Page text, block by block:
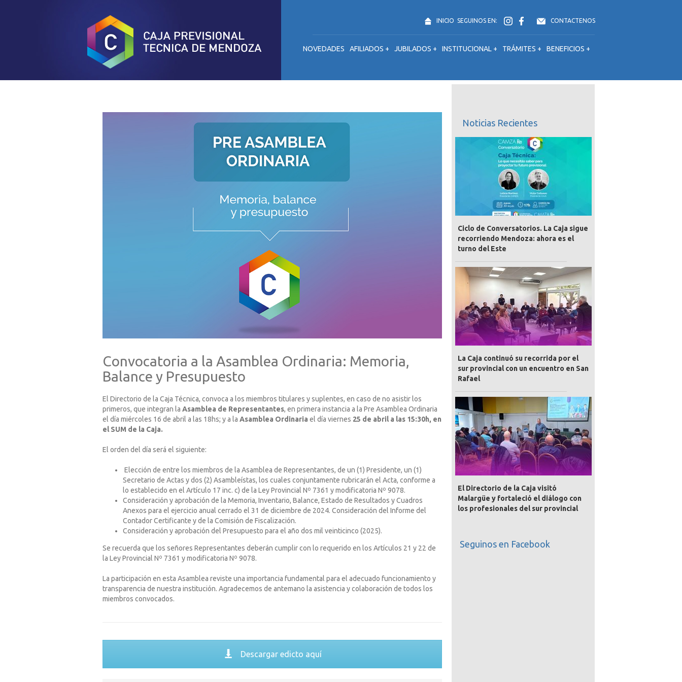
INICIO SEGUINOS EN: CONTACTENOS
NOVEDADES AFILIADOS + JUBILADOS + INSTITUCIONAL + TRÁMITES + BENEFICIOS +
Convocatoria a la Asamblea Ordinaria: Memoria,
Balance y Presupuesto
El Directorio de la Caja Técnica, convoca a los miembros titulares y suplentes, en caso de no asistir los
primeros, que integran la Asamblea de Representantes, en primera instancia a la Pre Asamblea Ordinaria
el día miércoles 16 de abril a las 18hs; y a la Asamblea Ordinaria el día viernes 25 de abril a las 15:30h, en
el SUM de la Caja.
El orden del día será el siguiente:
Elección de entre los miembros de la Asamblea de Representantes, de un (1) Presidente, un (1)
Secretario de Actas y dos (2) Asambleístas, los cuales conjuntamente rubricarán el Acta, conforme a
lo establecido en el Artículo 17 inc. c) de la Ley Provincial Nº 7361 y modificatoria Nº 9078.
Consideración y aprobación de la Memoria, Inventario, Balance, Estado de Resultados y Cuadros
Anexos para el ejercicio anual cerrado el 31 de diciembre de 2024. Consideración del Informe del
Contador Certificante y de la Comisión de Fiscalización.
Consideración y aprobación del Presupuesto para el año dos mil veinticinco (2025).
Se recuerda que los señores Representantes deberán cumplir con lo requerido en los Artículos 21 y 22 de
la Ley Provincial Nº 7361 y modificatoria Nº 9078.
La participación en esta Asamblea reviste una importancia fundamental para el adecuado funcionamiento y
transparencia de nuestra institución. Agradecemos de antemano la asistencia y colaboración de todos los
miembros convocados.
Descargar edicto aquí
Noticias Recientes
Ciclo de Conversatorios. La Caja sigue
recorriendo Mendoza: ahora es el
turno del Este
La Caja continuó su recorrida por el
sur provincial con un encuentro en San
Rafael
El Directorio de la Caja visitó
Malargüe y fortaleció el diálogo con
los profesionales del sur provincial
Seguinos en Facebook